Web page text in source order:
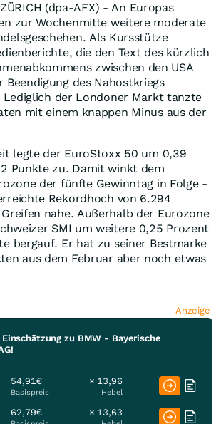
(dpa-AFX) - An Europas
zur Wochenmitte weitere moderate
Als Kursstütze
die den Text des kürzlich
zwischen den USA
Beendigung des Nahostkriegs
der Londoner Markt tanzte
mit einem knappen Minus aus der
legte der EuroStoxx 50 um 0,39
Punkte zu. Damit winkt dem
der fünfte Gewinntag in Folge -
Rekordhoch von 6.294
nahe. Außerhalb der Eurozone
SMI um weitere 0,25 Prozent
bergauf. Er hat zu seiner Bestmarke
aus dem Februar aber noch etwas
Anzeige
zu BMW - Bayerische
54,91€
Basispreis
× 13,96
Hebel
62,79€ × 13,63